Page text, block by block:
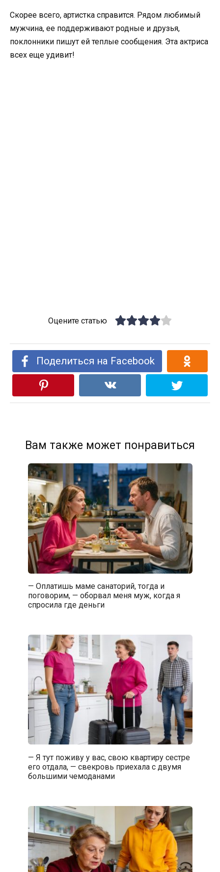
Скорее всего, артистка справится. Рядом любимый
мужчина, ее поддерживают родные и друзья,
поклонники пишут ей теплые сообщения. Эта актриса
всех еще удивит!
Оцените статью
Поделиться на Facebook
Вам также может понравиться
— Оплатишь маме санаторий, тогда и
поговорим, — оборвал меня муж, когда я
спросила где деньги
— Я тут поживу у вас, свою квартиру сестре
его отдала, — свекровь приехала с двумя
большими чемоданами